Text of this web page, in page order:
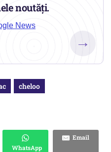
noutăți.
News
→
cheloo
WhatsApp
Email